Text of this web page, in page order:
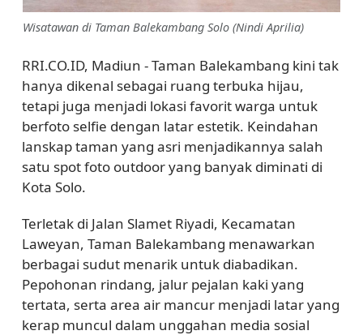
Wisatawan di Taman Balekambang Solo (Nindi Aprilia)
RRI.CO.ID, Madiun - Taman Balekambang kini tak
hanya dikenal sebagai ruang terbuka hijau,
tetapi juga menjadi lokasi favorit warga untuk
berfoto selfie dengan latar estetik. Keindahan
lanskap taman yang asri menjadikannya salah
satu spot foto outdoor yang banyak diminati di
Kota Solo.
Terletak di Jalan Slamet Riyadi, Kecamatan
Laweyan, Taman Balekambang menawarkan
berbagai sudut menarik untuk diabadikan.
Pepohonan rindang, jalur pejalan kaki yang
tertata, serta area air mancur menjadi latar yang
kerap muncul dalam unggahan media sosial